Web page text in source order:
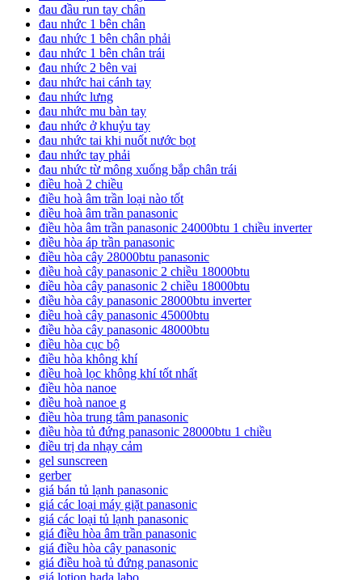
đau đầu run tay chân
đau nhức 1 bên chân
đau nhức 1 bên chân phải
đau nhức 1 bên chân trái
đau nhức 2 bên vai
đau nhức hai cánh tay
đau nhức lưng
đau nhức mu bàn tay
đau nhức ở khuỷu tay
đau nhức tai khi nuốt nước bọt
đau nhức tay phải
đau nhức từ mông xuống bắp chân trái
điều hoà 2 chiều
điều hoà âm trần loại nào tốt
điều hoà âm trần panasonic
điều hòa âm trần panasonic 24000btu 1 chiều inverter
điều hòa áp trần panasonic
điều hòa cây 28000btu panasonic
điều hoà cây panasonic 2 chiều 18000btu
điều hòa cây panasonic 2 chiều 18000btu
điều hòa cây panasonic 28000btu inverter
điều hoà cây panasonic 45000btu
điều hòa cây panasonic 48000btu
điều hòa cục bộ
điều hòa không khí
điều hoà lọc không khí tốt nhất
điều hòa nanoe
điều hoà nanoe g
điều hòa trung tâm panasonic
điều hòa tủ đứng panasonic 28000btu 1 chiều
điều trị da nhạy cảm
gel sunscreen
gerber
giá bán tủ lạnh panasonic
giá các loại máy giặt panasonic
giá các loại tủ lạnh panasonic
giá điều hòa âm trần panasonic
giá điều hòa cây panasonic
giá điều hoà tủ đứng panasonic
giá lotion hada labo